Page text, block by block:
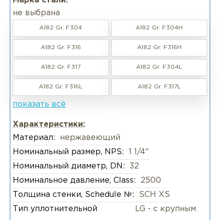
не выбрана
A182 Gr. F304 A182 Gr. F304H
A182 Gr. F316 A182 Gr. F316H
A182 Gr. F317 A182 Gr. F304L
A182 Gr. F316L A182 Gr. F317L
показать всё
Характеристики:
Материал:
нержавеющий
Номинальный размер, NPS:
1 1/4"
Номинальный диаметр, DN:
32
Номинальное давление, Class:
2500
Толщина стенки, Schedule №:
SCH XS
Тип уплотнительной
LG - с крупным